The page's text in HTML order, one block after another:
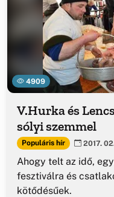
4909
V.Hurka és
sólyi szemmel
Populáris hír 2017.
Ahogy telt az idő,
fesztiválra és
kötődésűek.